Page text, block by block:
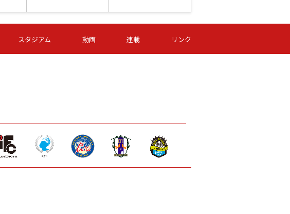
第16節 09/06 (日) 15:00
-
第16節 09/06 (日) 15:00
- -
スタジアム 動画 連載 リンク